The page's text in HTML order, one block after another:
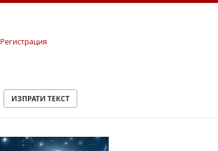
Регистрация
ИЗПРАТИ ТЕКСТ